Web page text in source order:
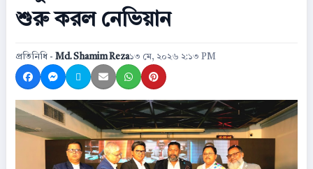
শুরু করল নেভিয়ান
প্রতিনিধি - Md. Shamim Reza১৩ মে, ২০২৬ ২:১৩ PM
Share on Facebook
Share on Messenger
Share on XShare by Email
Share on WhatsApp
Share on Pinterest